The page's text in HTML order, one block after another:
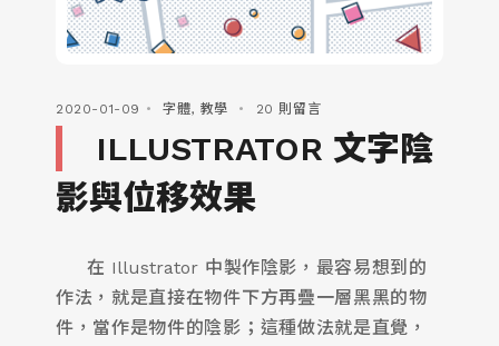
2020-01-09 字體, 教學 20 則留言
ILLUSTRATOR 文字陰
影與位移效果
在 Illustrator 中製作陰影，最容易想到的
作法，就是直接在物件下方再疊一層黑黑的物
件，當作是物件的陰影；這種做法就是直覺，